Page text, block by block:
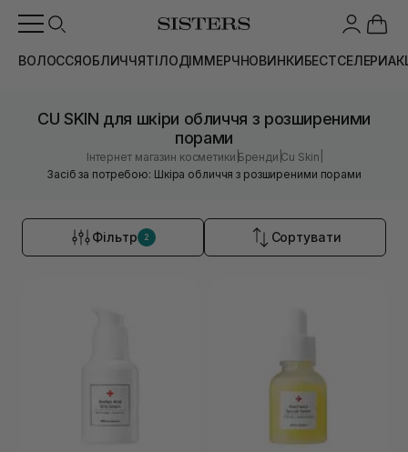
ВОЛОССЯОБЛИЧЧЯТІЛОДІММЕРЧНОВИНКИБЕСТСЕЛЕРИ
CU SKIN для шкіри обличчя з розширеними
порами
Інтернет магазин косметики |Бренди |Cu Skin
Засіб за потребою: Шкіра обличчя з розширеними порами
Фільтр 2 Сортувати